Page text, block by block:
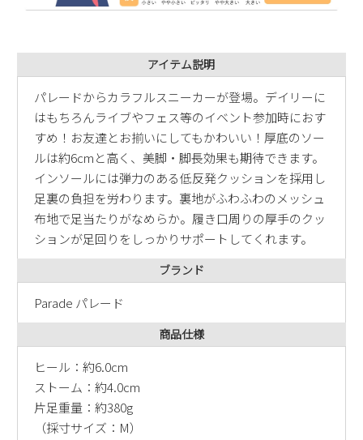
アイテム説明
パレードからカラフルスニーカーが登場。デイリーに
はもちろんライブやフェス等のイベント参加時におす
すめ！お友達とお揃いにしてもかわいい！厚底のソー
ルは約6cmと高く、美脚・脚長効果も期待できます。
インソールには弾力のある低反発クッションを採用し
足裏の負担を労わります。裏地がふわふわのメッシュ
布地で足当たりがなめらか。履き口周りの厚手のクッ
ションが足回りをしっかりサポートしてくれます。
ブランド
Parade パレード
商品仕様
ヒール：約6.0cm
ストーム：約4.0cm
片足重量：約380g
（採寸サイズ：M）